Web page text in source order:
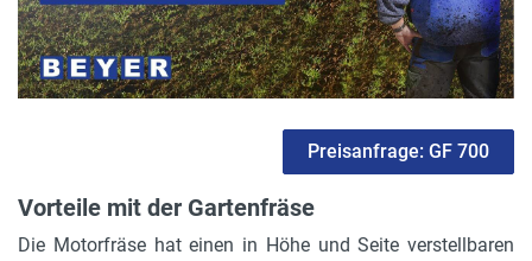
Frästiefe
15 cm
Getriebe
3 Vorwärtsgänge / 3 Rückwärtsgänge
Preisanfrage: GF 700
Vorteile mit der Gartenfräse
Die Motorfräse hat einen in Höhe und Seite verstellbaren